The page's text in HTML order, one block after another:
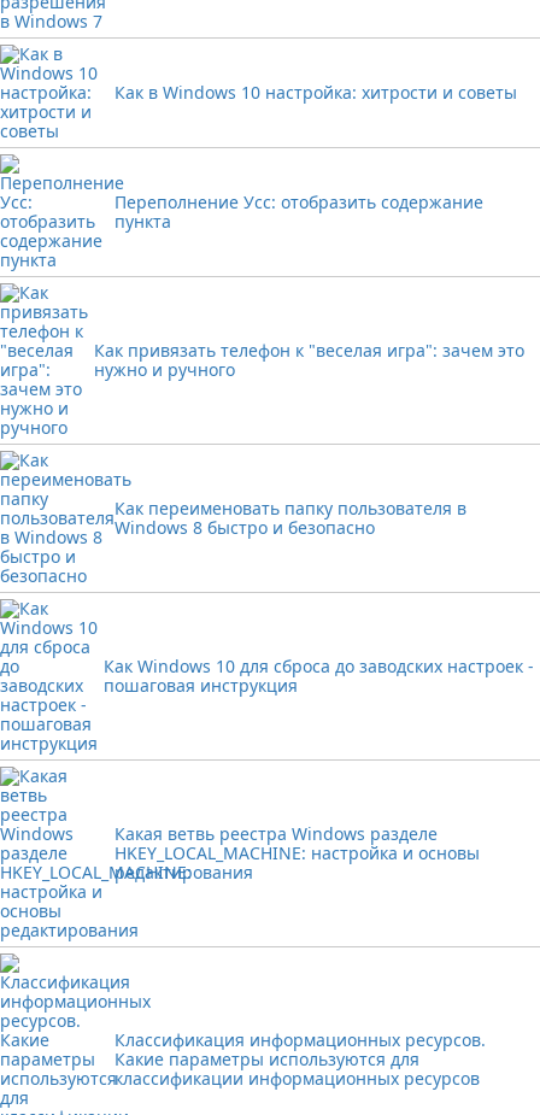
Как в Windows 10 настройка: хитрости и советы
Переполнение Усс: отобразить содержание
пункта
Как привязать телефон к "веселая игра": зачем это
нужно и ручного
Как переименовать папку пользователя в
Windows 8 быстро и безопасно
Как Windows 10 для сброса до заводских настроек -
пошаговая инструкция
Какая ветвь реестра Windows разделе
HKEY_LOCAL_MACHINE: настройка и основы
редактирования
Классификация информационных ресурсов.
Какие параметры используются для
классификации информационных ресурсов